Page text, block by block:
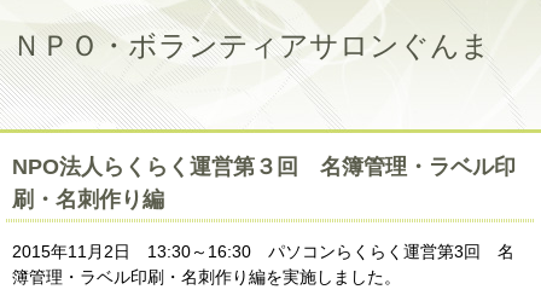
ＮＰＯ・ボランティアサロンぐんま
NPO法人らくらく運営第３回 名簿管理・ラベル印
刷・名刺作り編
2015年11月2日 13:30～16:30 パソコンらくらく運営第3回 名
簿管理・ラベル印刷・名刺作り編を実施しました。